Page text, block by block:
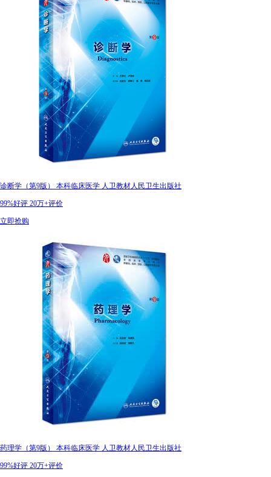
诊断学（第9版） 本科临床医学 人卫教材人民卫生出版社
99%好评 20万+评价
立即抢购
药理学（第9版） 本科临床医学 人卫教材人民卫生出版社
99%好评 20万+评价